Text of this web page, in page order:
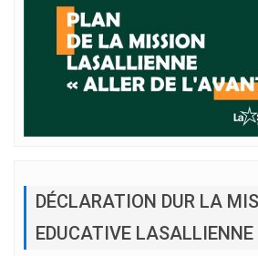
DÉCLARATION DUR LA
EDUCATIVE LASALLIENNE